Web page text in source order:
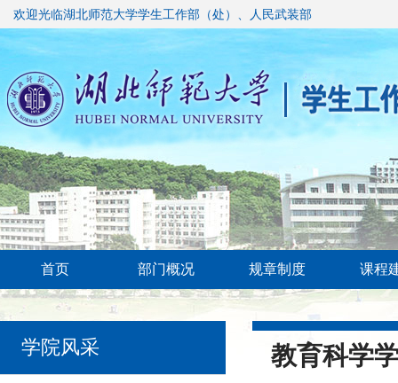
欢迎光临湖北师范大学学生工作部（处）、人民武装部
首页 部门概况 规章制度 课程
学院风采 教育科学